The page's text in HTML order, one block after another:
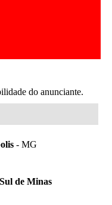
do anunciante.
- MG
de Minas